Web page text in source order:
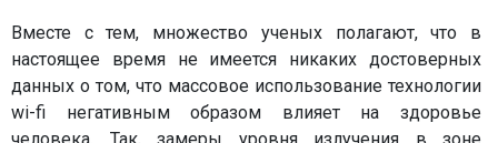
Вместе с тем, множество ученых полагают, что в
настоящее время не имеется никаких достоверных
данных о том, что массовое использование технологии
wi-fi негативным образом влияет на здоровье